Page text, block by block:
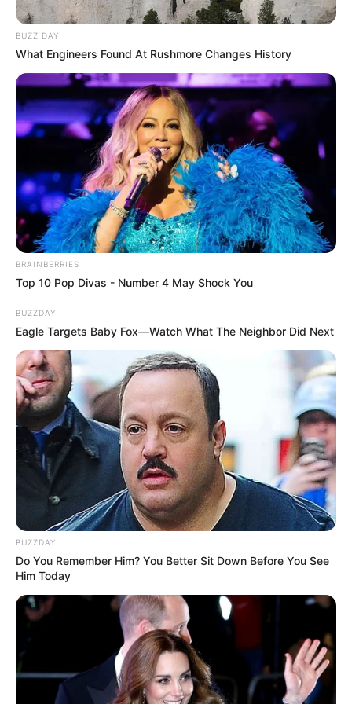
Posted
in
Friss hírek
Magyar Péter ráolvasta a bujkáló
Orbánra az igazságot!Felmosta
a padlót Orbán Viktorral – Ez
eddig a legkeményebbkritika
bySzerző • June 7, 2026
Magyar Péter keményen nekiment Orbán Viktornak
a migrációs paktum miatt
BUZZ DAY
What Engineers Found At Rushmore Changes History
BRAINBERRIES
Top 10 Pop Divas - Number 4 May Shock You
BUZZDAY
Eagle Targets Baby Fox—Watch What The Neighbor Did Next
BUZZDAY
Do You Remember Him? You Better Sit Down Before You See
Him Today